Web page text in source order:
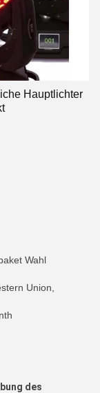
Hauptlichter
Wahl
Union,
des